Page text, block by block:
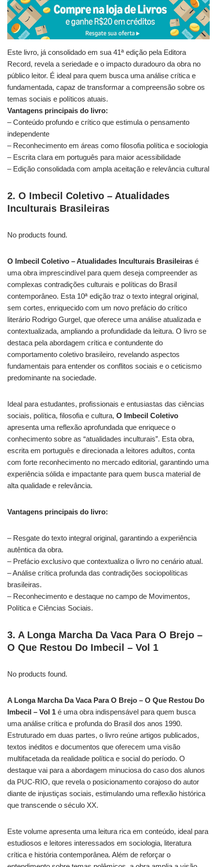
Este livro, já consolidado em sua 41ª edição pela Editora
Record, revela a seriedade e o impacto duradouro da obra no
público leitor. É ideal para quem busca uma análise crítica e
fundamentada, capaz de transformar a compreensão sobre os
temas sociais e políticos atuais.
Vantagens principais do livro:
– Conteúdo profundo e crítico que estimula o pensamento
independente
– Reconhecimento em áreas como filosofia política e sociologia
– Escrita clara em português para maior acessibilidade
– Edição consolidada com ampla aceitação e relevância cultural
2. O Imbecil Coletivo – Atualidades
Inculturais Brasileiras
No products found.
O Imbecil Coletivo – Atualidades Inculturais Brasileiras é
uma obra imprescindível para quem deseja compreender as
complexas contradições culturais e políticas do Brasil
contemporâneo. Esta 10ª edição traz o texto integral original,
sem cortes, enriquecido com um novo prefácio do crítico
literário Rodrigo Gurgel, que oferece uma análise atualizada e
contextualizada, ampliando a profundidade da leitura. O livro se
destaca pela abordagem crítica e contundente do
comportamento coletivo brasileiro, revelando aspectos
fundamentais para entender os conflitos sociais e o ceticismo
predominante na sociedade.
Ideal para estudantes, profissionais e entusiastas das ciências
sociais, política, filosofia e cultura, O Imbecil Coletivo
apresenta uma reflexão aprofundada que enriquece o
conhecimento sobre as “atualidades inculturais”. Esta obra,
escrita em português e direcionada a leitores adultos, conta
com forte reconhecimento no mercado editorial, garantindo uma
experiência sólida e impactante para quem busca material de
alta qualidade e relevância.
Vantagens principais do livro:
– Resgate do texto integral original, garantindo a experiência
autêntica da obra.
– Prefácio exclusivo que contextualiza o livro no cenário atual.
– Análise crítica profunda das contradições sociopolíticas
brasileiras.
– Reconhecimento e destaque no campo de Movimentos,
Política e Ciências Sociais.
3. A Longa Marcha Da Vaca Para O Brejo –
O Que Restou Do Imbecil – Vol 1
No products found.
A Longa Marcha Da Vaca Para O Brejo – O Que Restou Do
Imbecil – Vol 1 é uma obra indispensável para quem busca
uma análise crítica e profunda do Brasil dos anos 1990.
Estruturado em duas partes, o livro reúne artigos publicados,
textos inéditos e documentos que oferecem uma visão
multifacetada da realidade política e social do período. O
destaque vai para a abordagem minuciosa do caso dos alunos
da PUC-RIO, que revela o posicionamento corajoso do autor
diante de injustiças sociais, estimulando uma reflexão histórica
que transcende o século XX.
Este volume apresenta uma leitura rica em conteúdo, ideal para
estudiosos e leitores interessados em sociologia, literatura
crítica e história contemporânea. Além de reforçar o